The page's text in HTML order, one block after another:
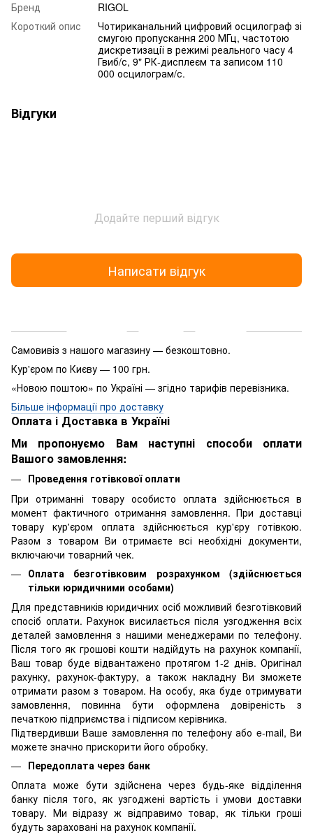
Бренд
RIGOL
Короткий опис
Чотириканальний цифровий осцилограф зі
смугою пропускання 200 МГц, частотою
дискретизації в режимі реального часу 4
Гвиб/с, 9" РК-дисплеєм та записом 110
000 осцилограм/с.
Відгуки
Додайте перший відгук
Написати відгук
Самовивіз з нашого магазину — безкоштовно.
Кур'єром по Києву — 100 грн.
«Новою поштою» по Україні — згідно тарифів перевізника.
Більше інформації про доставку
Оплата і Доставка в Україні
Ми пропонуємо Вам наступні способи оплати
Вашого замовлення:
Проведення готівкової оплати
При отриманні товару особисто оплата здійснюється в
момент фактичного отримання замовлення. При доставці
товару кур'єром оплата здійснюється кур'єру готівкою.
Разом з товаром Ви отримаєте всі необхідні документи,
включаючи товарний чек.
Оплата безготівковим розрахунком (здійснюється
тільки юридичними особами)
Для представників юридичних осіб можливий безготівковий
спосіб оплати. Рахунок висилається після узгодження всіх
деталей замовлення з нашими менеджерами по телефону.
Після того як грошові кошти надійдуть на рахунок компанії,
Ваш товар буде відвантажено протягом 1-2 днів. Оригінал
рахунку, рахунок-фактуру, а також накладну Ви зможете
отримати разом з товаром. На особу, яка буде отримувати
замовлення, повинна бути оформлена довіреність з
печаткою підприємства і підписом керівника.
Підтвердивши Ваше замовлення по телефону або e-mail, Ви
можете значно прискорити його обробку.
Передоплата через банк
Оплата може бути здійснена через будь-яке відділення
банку після того, як узгоджені вартість і умови доставки
товару. Ми відразу ж відправимо товар, як тільки гроші
будуть зараховані на рахунок компанії.